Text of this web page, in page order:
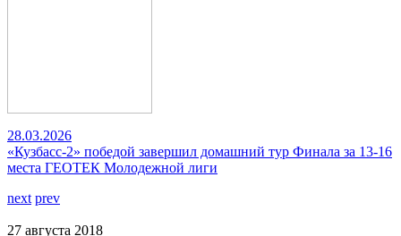
28.03.2026
«Кузбасс-2» победой завершил домашний тур Финала за 13-16
места ГЕОТЕК Молодежной лиги
next prev
27 августа 2018